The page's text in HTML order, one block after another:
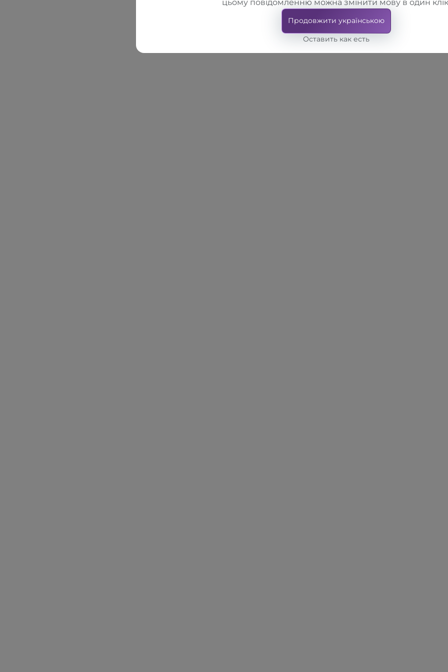
цьому повідомленню можна змінити мову в один
Продовжити українською
Оставить как есть